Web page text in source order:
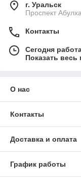
г. Уральск
Проспект
Контакты
Сегодня
Показать
О нас
Контакты
Доставка и оплата
График работы